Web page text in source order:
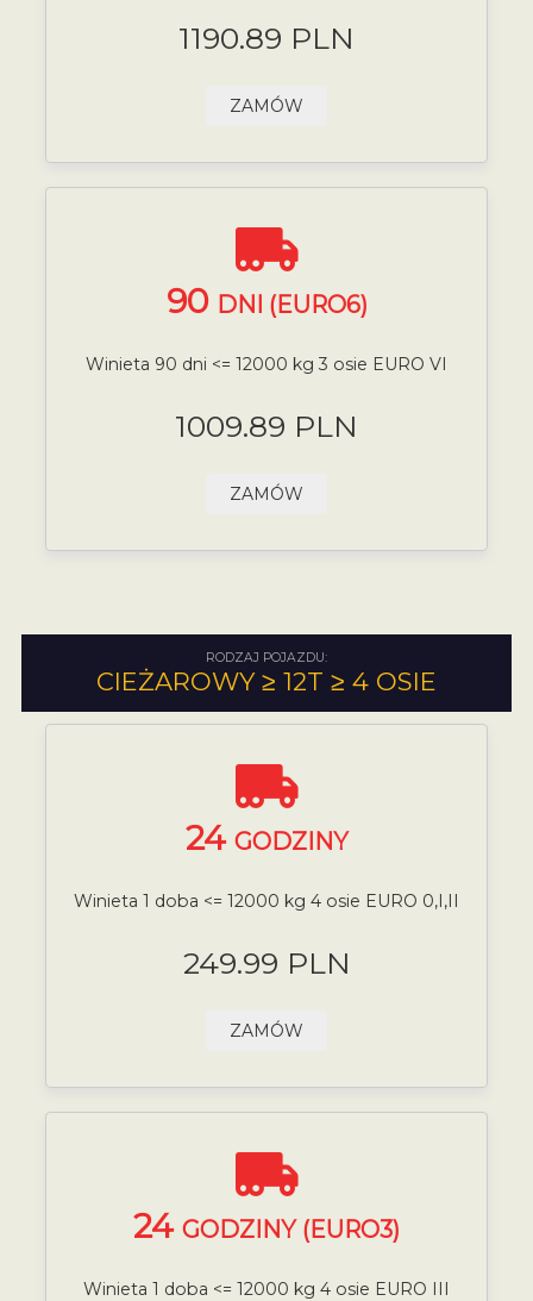
1190.89 PLN
ZAMÓW
90 DNI (EURO6)
Winieta 90 dni <= 12000 kg 3 osie EURO VI
1009.89 PLN
ZAMÓW
RODZAJ POJAZDU:
CIEŻAROWY ≥ 12T ≥ 4 OSIE
24 GODZINY
Winieta 1 doba <= 12000 kg 4 osie EURO 0,I,II
249.99 PLN
ZAMÓW
24 GODZINY (EURO3)
Winieta 1 doba <= 12000 kg 4 osie EURO III